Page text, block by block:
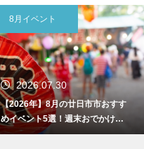
8月イベント
2026.07.30
【2026年】8月の廿日市市おすす
めイベント5選！週末おでかけガ
イド